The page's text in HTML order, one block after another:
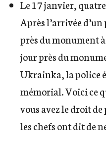
Le 17 janvier,
Après l’arrivée
près du monument
jour près du
Ukrainka, la police
mémorial. Voicice
vous avez le droit
les chefs ont dit de